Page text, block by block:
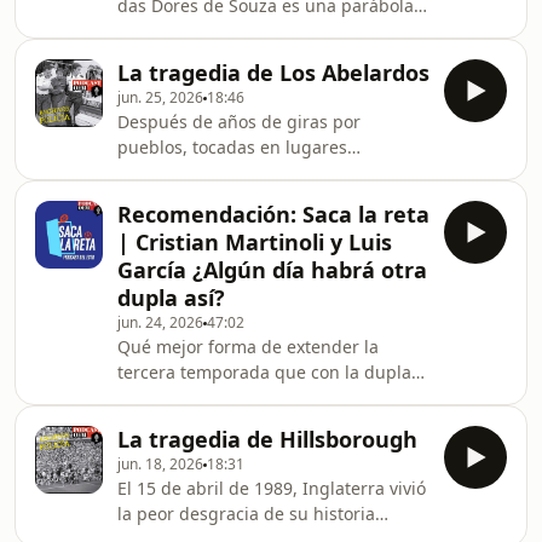
una ratonera de cemento. Mientras
más de 90 mil almas presionaban
contra las puertas, superando la
capacidad del recinto, la a
das Dores de Souza es una parábola
una máscara que ocultaba una
personalidad depredadora, incapaz
de gestionar la realidad más allá de
su ego.El punto de no retorno fue
Eliza Samudio, una mujer que
cometió el "error" de reclamar
responsabilidad paterna.En junio de
2010, Bruno orquestó una ejecuci
La tragedia de Los Abelardos
jun. 25, 2026 18:46
Después de años de giras por
pueblos, tocadas en lugares
“Los Abelardos” empezó a
triunfar.Nadie imaginaba que el peor
enemigo del músico no estaba en las
críticas ni en la competencia, sino en
su propia casa, disfrazado de amigo y
protegido por la confianza. Se
llamaba José Juárez Juárez, aunque
todos le decían “El Chaparro”.El viern
Recomendación: Saca la reta
| Cristian Martinoli y Luis
García ¿Algún día habrá otra
dupla así?
jun. 24, 202647:02
Qué mejor forma de extender la
tercera temporada que con la dupla
García están en Saca La Reta para
contar todos los secretos de la dupla
más famosa del cronismo&nbsp;No te
pierdas las historias más interesantes
La tragedia de Hillsborough
jun. 18, 2026 18:31
El 15 de abril de 1989, Inglaterra vivió
la peor desgracia de su historia